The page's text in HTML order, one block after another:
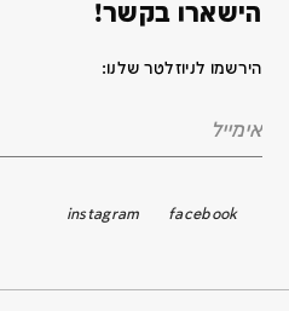
הישארו בקשר!
הירשמו לניוזלטר שלנו:
facebook
instagram